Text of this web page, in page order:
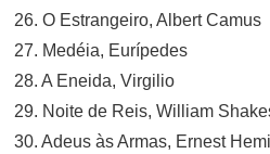
26. O Estrangeiro, Albert Camus
27. Medéia, Eurípedes
28. A Eneida, Virgilio
29. Noite de Reis, William
30. Adeus às Armas, Ernest